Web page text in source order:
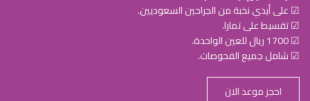
☑ على أيدي نخبة من الجراحين السعوديين.
☑ تقسيط على تمارا.
☑ 1700 ريال للعين الواحدة.
☑ شامل جميع الفحوصات.
احجز موعد الان